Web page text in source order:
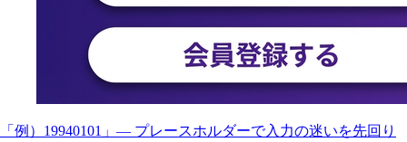
「例）19940101」— プレースホルダーで入力の迷いを先回り